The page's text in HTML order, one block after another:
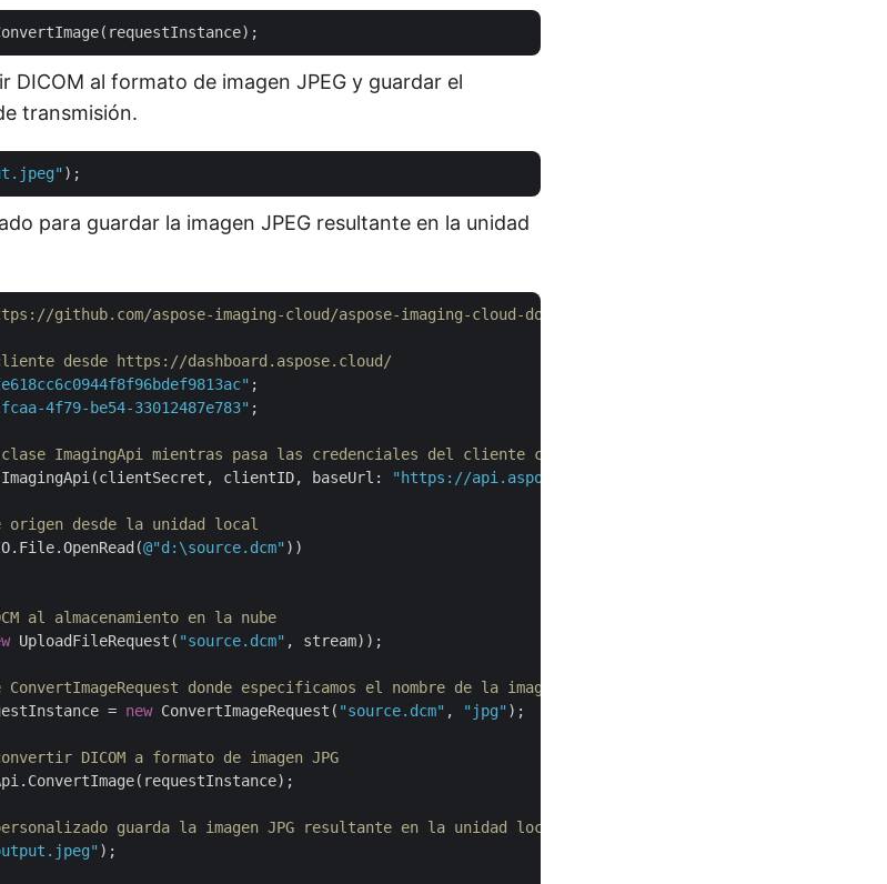
DICOM al formato de imagen JPEG y guardar el
transmisión.
para guardar la imagen JPEG resultante en la unidad
github.com/aspose-imaging-cloud/aspose-imaging-cloud-dotnet/tree/master/Examples
desde https://dashboard.aspose.cloud/
4f79-be54-33012487e783" ;
ImagingApi mientras pasa las credenciales del cliente como argumentos
clientID, baseUrl: "https://api.aspose.cloud"
origen desde la unidad local
@"d:\source.dcm" ))
al almacenamiento en la nube
UploadFileRequest( "source.dcm" , stream));
donde especificamos el nombre de la imagen DMC de entrada y el formato de salida
=
new ConvertImageRequest( "source.dcm" , "jpg" );
DICOM a formato de imagen JPG
guarda la imagen JPG resultante en la unidad local
);